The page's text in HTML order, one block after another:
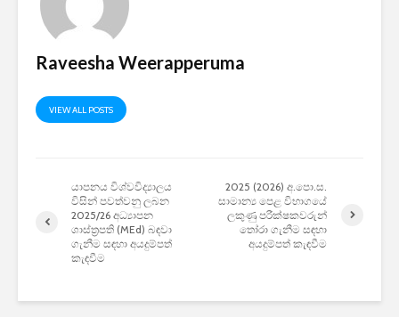
Raveesha Weerapperuma
VIEW ALL POSTS
යාපනය විශ්වවිද්‍යාලය
විසින් පවත්වනු ලබන
2025/26 අධ්‍යාපන
ශාස්ත්‍රපති (MEd) බඳවා
ගැනීම සඳහා අයදුම්පත්
කැඳවීම
2025 (2026) අ.පො.ස.
සාමාන්‍ය පෙළ විභාගයේ
ලකුණු පරීක්ෂකවරුන්
තෝරා ගැනීම සඳහා
අයදුම්පත් කැඳවීම